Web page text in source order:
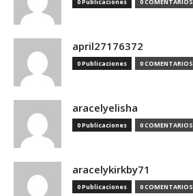
april27176372
0 Publicaciones 0 COMENTARIOS
aracelyelisha
0 Publicaciones 0 COMENTARIOS
aracelykirkby71
0 Publicaciones 0 COMENTARIOS